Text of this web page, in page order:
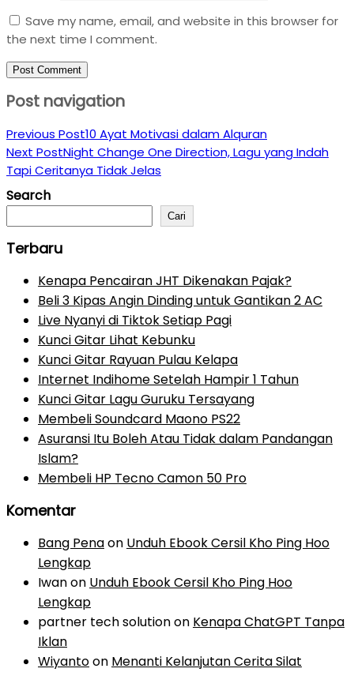
Save my name, email, and website in this browser for
the next time I comment.
Post navigation
Previous Post10 Ayat Motivasi dalam Alquran
Next PostNight Change One Direction, Lagu yang Indah
Tapi Ceritanya Tidak Jelas
Search
Cari
Terbaru
Kenapa Pencairan JHT Dikenakan Pajak?
Beli 3 Kipas Angin Dinding untuk Gantikan 2 AC
Live Nyanyi di Tiktok Setiap Pagi
Kunci Gitar Lihat Kebunku
Kunci Gitar Rayuan Pulau Kelapa
Internet Indihome Setelah Hampir 1 Tahun
Kunci Gitar Lagu Guruku Tersayang
Membeli Soundcard Maono PS22
Asuransi Itu Boleh Atau Tidak dalam Pandangan
Islam?
Membeli HP Tecno Camon 50 Pro
Komentar
Bang Penaon Unduh Ebook Cersil Kho Ping Hoo
Lengkap
Iwanon Unduh Ebook Cersil Kho Ping Hoo
Lengkap
partner tech solutionon Kenapa ChatGPT Tanpa
Iklan
Wiyantoon Menanti Kelanjutan Cerita Silat